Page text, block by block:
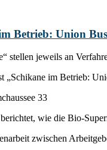
Betrieb: Union
stellen jeweils an
„Schikane im Betrieb:
33
wie die Bio-
zwischen